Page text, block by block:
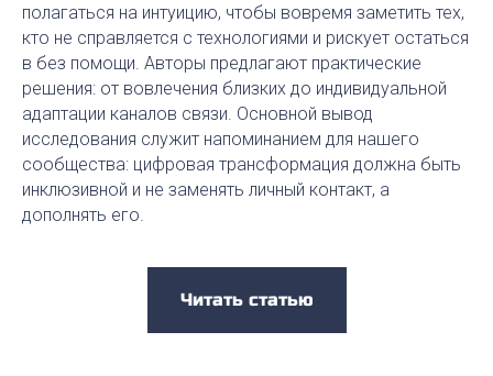
полагаться на интуицию, чтобы вовремя заметить тех,
кто не справляется с технологиями и рискует остаться
в без помощи. Авторы предлагают практические
решения: от вовлечения близких до индивидуальной
адаптации каналов связи. Основной вывод
исследования служит напоминанием для нашего
сообщества: цифровая трансформация должна быть
инклюзивной и не заменять личный контакт, а
дополнять его.
Читать статью